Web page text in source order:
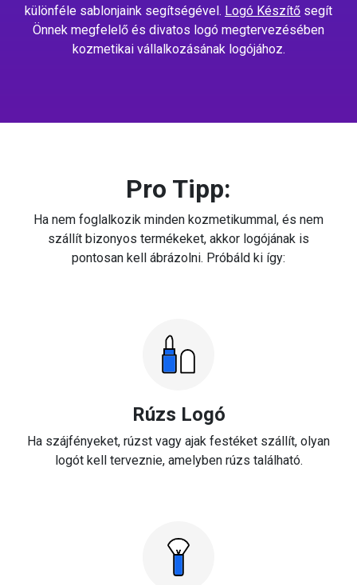
különféle sablonjaink segítségével. Logó Készítő segít
Önnek megfelelő és divatos logó megtervezésében
kozmetikai vállalkozásának logójához.
Pro Tipp:
Ha nem foglalkozik minden kozmetikummal, és nem
szállít bizonyos termékeket, akkor logójának is
pontosan kell ábrázolni. Próbáld ki így:
Rúzs Logó
Ha szájfényeket, rúzst vagy ajak festéket szállít, olyan
logót kell terveznie, amelyben rúzs található.